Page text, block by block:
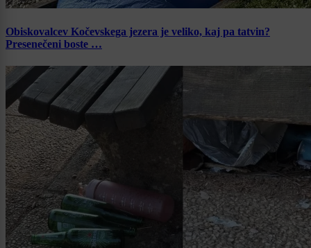
Obiskovalcev Kočevskega jezera je veliko, kaj pa tatvin?
Presenečeni boste …